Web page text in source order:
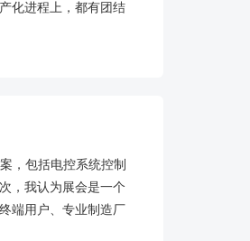
化进程上，都有团结
，包括电控系统控制
，我认为展会是一个
端用户、专业制造厂